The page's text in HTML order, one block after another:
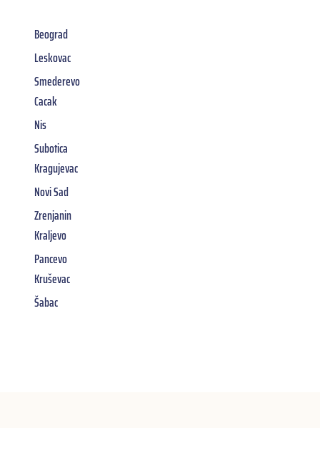
Beograd
Leskovac
Smederevo
Cacak
Nis
Subotica
Kragujevac
Novi Sad
Zrenjanin
Kraljevo
Pancevo
Kruševac
Šabac